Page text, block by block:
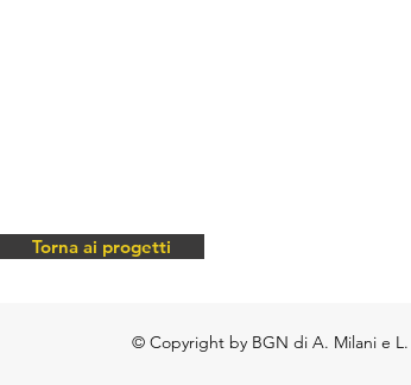
Torna ai progetti
© Copyright by BGN di A. Milani e L.